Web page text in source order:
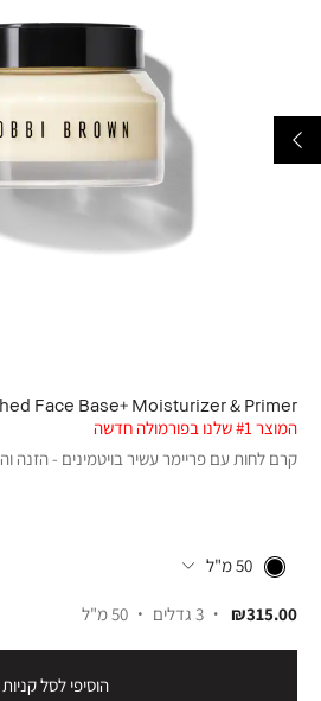
Face Base+ Moisturizer & Primer
המוצר #1 שלנו בפורמולה חדשה
קרם לחות עם פריימר עשיר בויטמינים - הזנה
50 מ"ל
₪315.00 3 גדלים 50 מ"ל
הוסיפי לסל קניות